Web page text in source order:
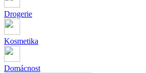
Drogerie
Kosmetika
Domácnost